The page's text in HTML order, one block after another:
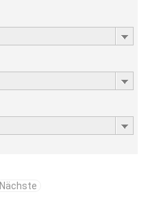
Nächste